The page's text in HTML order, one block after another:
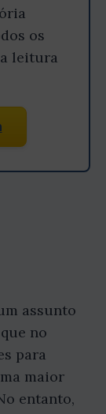
os
leitura
assunto
no
para
maior
entanto,